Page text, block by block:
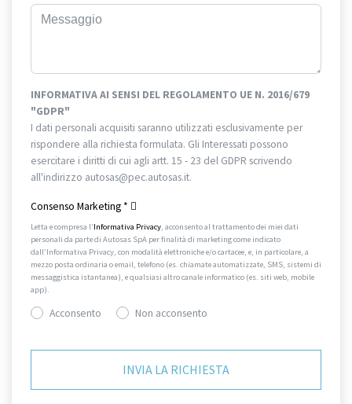
INFORMATIVA AI SENSI DEL REGOLAMENTO UE N. 2016/679
"GDPR"
I dati personali acquisiti saranno utilizzati esclusivamente per
rispondere alla richiesta formulata. Gli Interessati possono
esercitare i diritti di cui agli artt. 15 - 23 del GDPR scrivendo
all'indirizzo autosas@pec.autosas.it.
Consenso Marketing *
Letta e compresa l’Informativa Privacy, acconsento al trattamento dei miei dati
personali da parte di Autosas SpA per finalità di marketing come indicato
dall’Informativa Privacy, con modalità elettroniche e/o cartacee, e, in particolare, a
mezzo posta ordinaria o email, telefono (es. chiamate automatizzate, SMS, sistemi di
messaggistica istantanea), e qualsiasi altro canale informatico (es. siti web, mobile
app).
Acconsento Non acconsento